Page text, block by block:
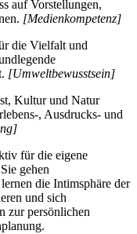
auf Vorstellungen,
[Medienkompetenz]
die Vielfalt und
[Umweltbewusstsein]
Kultur und Natur
, Ausdrucks- und
für die eigene
gehen
die Intimsphäre der
und sich
zur persönlichen